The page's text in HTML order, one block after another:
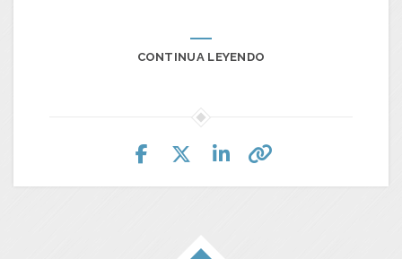
CONTINUA LEYENDO